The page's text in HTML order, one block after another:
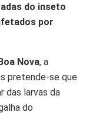
do inseto
por
Nova, a
pretende-se que
das larvas da
do